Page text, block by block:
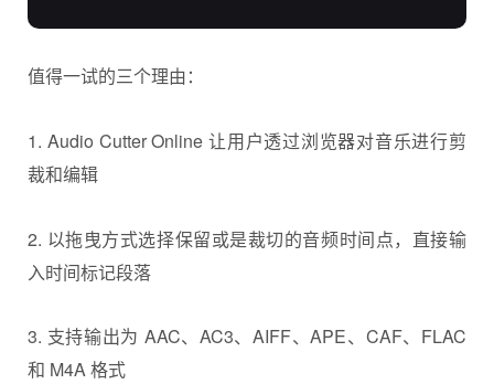
值得一试的三个理由：
1. Audio Cutter Online 让用户透过浏览器对音乐进行剪
裁和编辑
2. 以拖曳方式选择保留或是裁切的音频时间点，直接输
入时间标记段落
3. 支持输出为 AAC、AC3、AIFF、APE、CAF、FLAC
和 M4A 格式